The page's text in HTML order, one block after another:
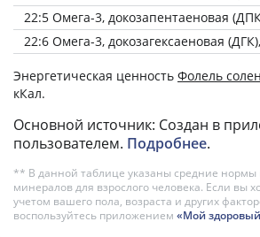
22:5 Омега-3, докозапентаеновая
22:6 Омега-3, докозагексаеновая (ДГК),
Энергетическая ценность Фолель
кКал.
Основной источник: Создан в
пользователем. Подробнее.
** В данной таблице указаны средние
минералов для взрослого человека. Если вы
учетом вашего пола, возраста и других
воспользуйтесь приложением «Мой